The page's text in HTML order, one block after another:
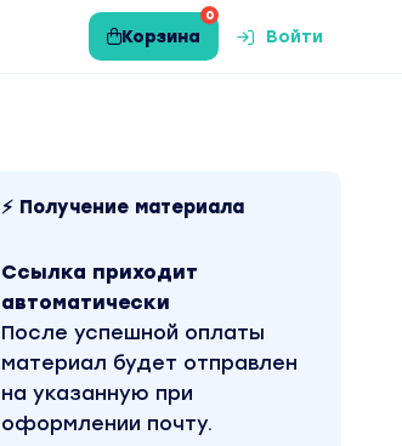
0
Корзина Войти
⚡ Получение материала
Ссылка приходит
автоматически
После успешной оплаты
материал будет отправлен
на указанную при
оформлении почту.